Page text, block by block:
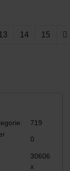
13 14 15
719
0
30606
x